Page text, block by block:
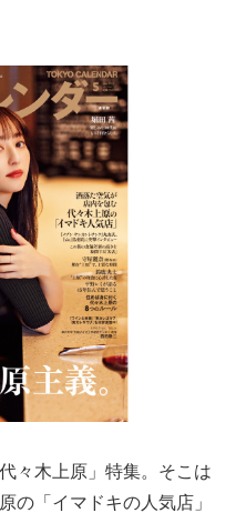
々木上原」特集。そこは
の「イマドキの人気店」